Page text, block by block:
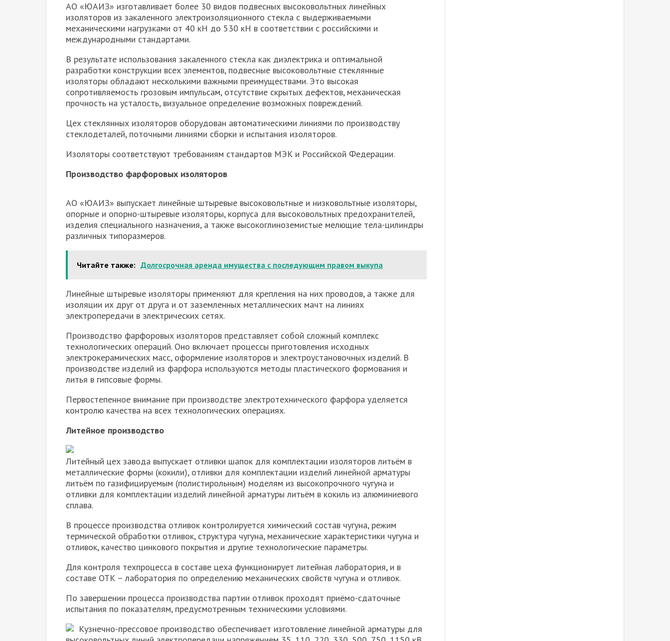
АО «ЮАИЗ» изготавливает более 30 видов подвесных высоковольтных линейных
изоляторов из закаленного электроизоляционного стекла с выдерживаемыми
механическими нагрузками от 40 кН до 530 кН в соответствии с российскими и
международными стандартами.
В результате использования закаленного стекла как диэлектрика и оптимальной
разработки конструкции всех элементов, подвесные высоковольтные стеклянные
изоляторы обладают несколькими важными преимуществами. Это высокая
сопротивляемость грозовым импульсам, отсутствие скрытых дефектов, механическая
прочность на усталость, визуальное определение возможных повреждений.
Цех стеклянных изоляторов оборудован автоматическими линиями по производству
стеклодеталей, поточными линиями сборки и испытания изоляторов.
Изоляторы соответствуют требованиям стандартов МЭК и Российской Федерации.
Производство фарфоровых изоляторов
АО «ЮАИЗ» выпускает линейные штыревые высоковольтные и низковольтные изоляторы,
опорные и опорно-штыревые изоляторы, корпуса для высоковольтных предохранителей,
изделия специального назначения, а также высокоглиноземистые мелющие тела-цилиндры
различных типоразмеров.
Читайте также: Долгосрочная аренда имущества с последующим правом выкупа
Линейные штыревые изоляторы применяют для крепления на них проводов, а также для
изоляции их друг от друга и от заземленных металлических мачт на линиях
электропередачи в электрических сетях.
Производство фарфоровых изоляторов представляет собой сложный комплекс
технологических операций. Оно включает процессы приготовления исходных
электрокерамических масс, оформление изоляторов и электроустановочных изделий. В
производстве изделий из фарфора используются методы пластического формования и
литья в гипсовые формы.
Первостепенное внимание при производстве электротехнического фарфора уделяется
контролю качества на всех технологических операциях.
Литейное производство
Литейный цех завода выпускает отливки шапок для комплектации изоляторов литьём в
металлические формы (кокили), отливки для комплектации изделий линейной арматуры
литьём по газифицируемым (полистирольным) моделям из высокопрочного чугуна и
отливки для комплектации изделий линейной арматуры литьём в кокиль из алюминиевого
сплава.
В процессе производства отливок контролируется химический состав чугуна, режим
термической обработки отливок, структура чугуна, механические характеристики чугуна и
отливок, качество цинкового покрытия и другие технологические параметры.
Для контроля техпроцесса в составе цеха функционирует литейная лаборатория, и в
составе ОТК – лаборатория по определению механических свойств чугуна и отливок.
По завершении процесса производства партии отливок проходят приёмо-сдаточные
испытания по показателям, предусмотренным техническими условиями.
Кузнечно-прессовое производство обеспечивает изготовление линейной арматуры для